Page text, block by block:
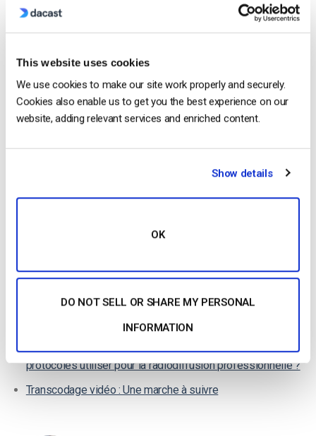
This website uses cookies
We use cookies to make our site work properly and securely.
Cookies also enable us to get you the best experience on our
website, adding relevant services and enriched content.
Show details
OK
DO NOT SELL OR SHARE MY PERSONAL
INFORMATION
BITRATE AUDIO
2 (stéréo)
TAUX
Vous n’êtes pas encore utilisateur de Dacast et vous
Commencez Gratuitement
Ressources complémentaires
Quel est le meilleur format de fichier pour les vidéos ?
Quand dois-je utiliser le transcodage ?
Protocoles de diffusion vidéo en continu : Quels
protocoles utiliser pour la radiodiffusion professionnelle ?
Transcodage vidéo : Une marche à suivre